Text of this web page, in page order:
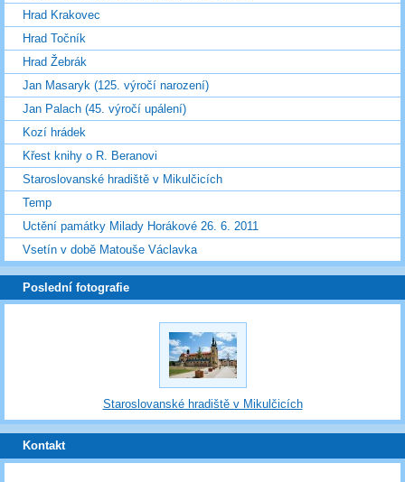
Hrad Krakovec
Hrad Točník
Hrad Žebrák
Jan Masaryk (125. výročí narození)
Jan Palach (45. výročí upálení)
Kozí hrádek
Křest knihy o R. Beranovi
Staroslovanské hradiště v Mikulčicích
Temp
Uctění památky Milady Horákové 26. 6. 2011
Vsetín v době Matouše Václavka
Poslední fotografie
Staroslovanské hradiště v Mikulčicích
Kontakt